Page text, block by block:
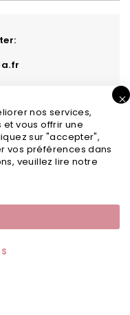
nos services,
vous offrir une
sur "accepter",
vos préférences dans
veuillez lire notre